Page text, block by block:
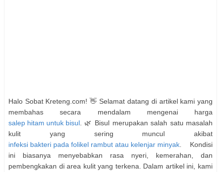
Halo Sobat Kreteng.com! 👋 Selamat datang di artikel kami yang
membahas secara mendalam mengenai harga
salep hitam untuk bisul . 🌿 Bisul merupakan salah satu masalah
kulit yang sering muncul akibat
infeksi bakteri pada folikel rambut atau kelenjar minyak . Kondisi
ini biasanya menyebabkan rasa nyeri, kemerahan, dan
pembengkakan di area kulit yang terkena. Dalam artikel ini, kami